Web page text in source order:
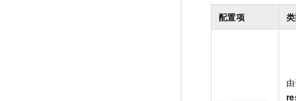
配置项